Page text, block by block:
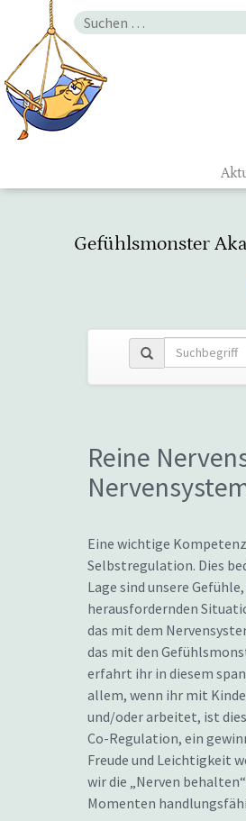
Suchen
Gefühlsmonster
Reine
Eine wichtige
Selbstregulation. Dies
Lage sind unsere
herausfordernden
das mit dem
das mit den
erfahrt ihr in diesem
allem, wenn ihr mit
und/oder arbeitet, ist
Co-Regulation, ein
Freude und Leichtigkeit
wir die „Nerven
Momenten